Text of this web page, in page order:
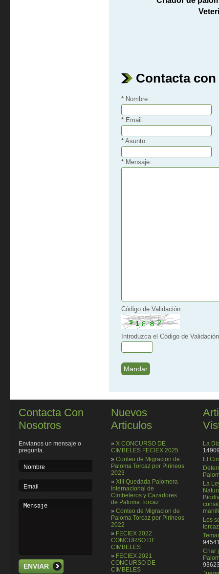
Contacta
* Nombre:
* Email:
* Asunto:
* Mensaje:
Código de Validación:
Introduzca el Código de
Contacta Con
Nosotros
Envianos un mensaje o
pregunta.
ENVIAR
Nuevos
Articulos
» X CONCURSO DE
CIMBELES FECIEX 2025
» Conteo de Migracion de
Paloma Torcaz por Pirineos
2023
» XIII Quedada Palomera
Internacional de
Cimbeleros y Cazadores
de Paloma Torcaz
» Conteo de Migracion de
Paloma Torcaz por Pirineos
2022
» FECIEX 2022
CONCURSO DE
CIMBELES
» FECIEX 2021
CONCURSO DE
CIMBELES
La
El
La
Los
torcaz
Criar